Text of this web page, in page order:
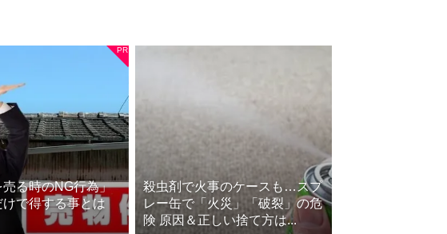
る時のNG行為」
で得する事とは
殺虫剤で火事のケースも…スプ
レー缶で「火災」「破裂」の危
険 原因＆正しい捨て方は...